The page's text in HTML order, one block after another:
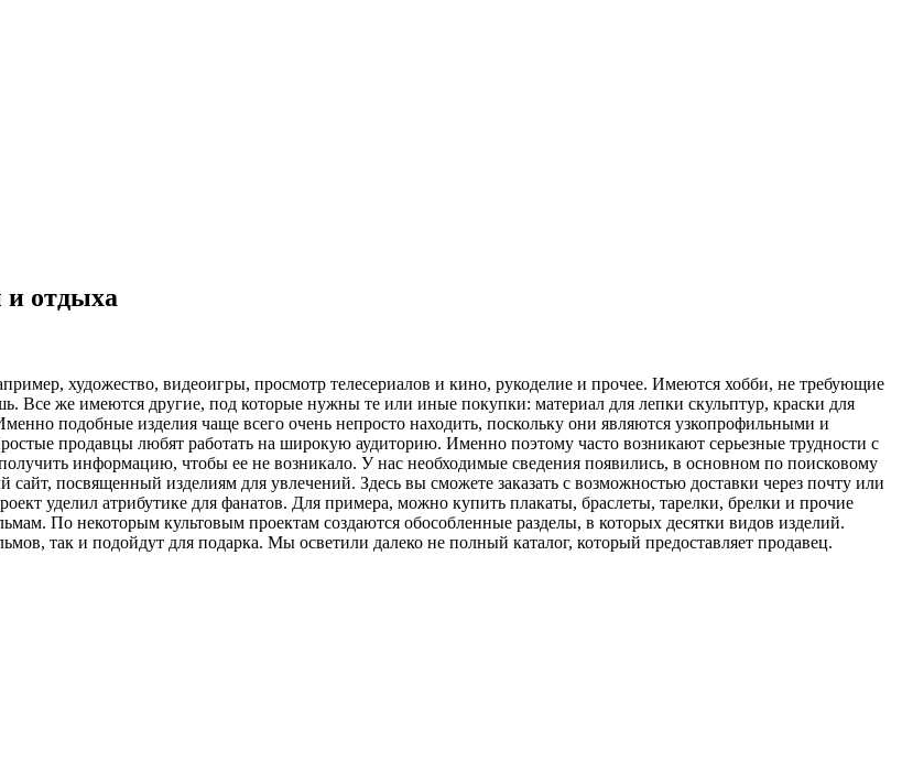
и отдыха
художество, видеоигры, просмотр телесериалов и кино, рукоделие и прочее. Имеются хобби, не требующие
Все же имеются другие, под которые нужны те или иные покупки: материал для лепки скульптур, краски для
подобные изделия чаще всего очень непросто находить, поскольку они являются узкопрофильными и
продавцы любят работать на широкую аудиторию. Именно поэтому часто возникают серьезные трудности с
информацию, чтобы ее не возникало. У нас необходимые сведения появились, в основном по поисковому
посвященный изделиям для увлечений. Здесь вы сможете заказать с возможностью доставки через почту или
уделил атрибутике для фанатов. Для примера, можно купить плакаты, браслеты, тарелки, брелки и прочие
По некоторым культовым проектам создаются обособленные разделы, в которых десятки видов изделий.
так и подойдут для подарка. Мы осветили далеко не полный каталог, который предоставляет продавец.